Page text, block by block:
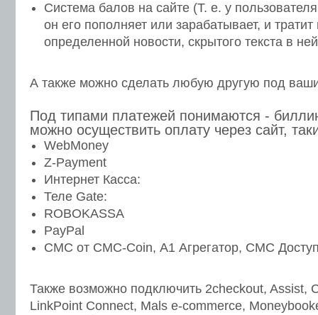
Система балов на сайте (Т. е. у
он его пополняет или зарабатывает, и тратит
определенной новости, скрытого текста в
А также можно сделать любую другую под
Под типами платежей понимаются -
можно осуществить оплату через сайт,
WebMoney
Z-Payment
Интернет Касса:
Теле Gate:
ROBOKASSA
PayPal
СМС от CMC-Coin, А1 Агрегатор, СМС
Также возможно подключить 2checkout, Assist,
LinkPoint Connect, Mals e-commerce,